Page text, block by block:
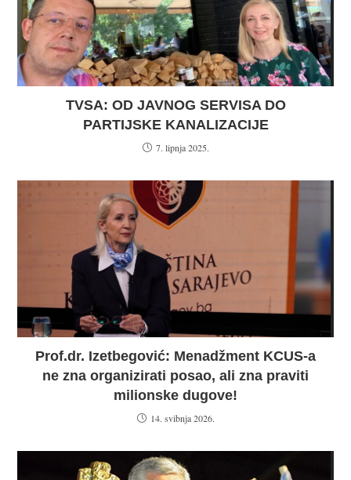
TVSA: OD JAVNOG SERVISA DO
PARTIJSKE KANALIZACIJE
7. lipnja 2025.
Prof.dr. Izetbegović: Menadžment KCUS-a
ne zna organizirati posao, ali zna praviti
milionske dugove!
14. svibnja 2026.